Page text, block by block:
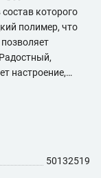
которого
полимер, что
настроение,
50132519